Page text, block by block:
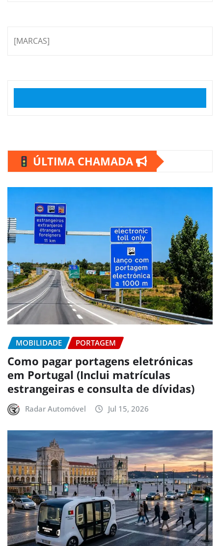
[MARCAS]
ÚLTIMA CHAMADA
MOBILIDADE PORTAGEM
Como pagar portagens eletrónicas
em Portugal (Inclui matrículas
estrangeiras e consulta de dívidas)
Radar Automóvel Jul 15, 2026